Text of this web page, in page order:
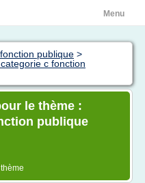
Menu
publique >
c fonction
le thème :
publique